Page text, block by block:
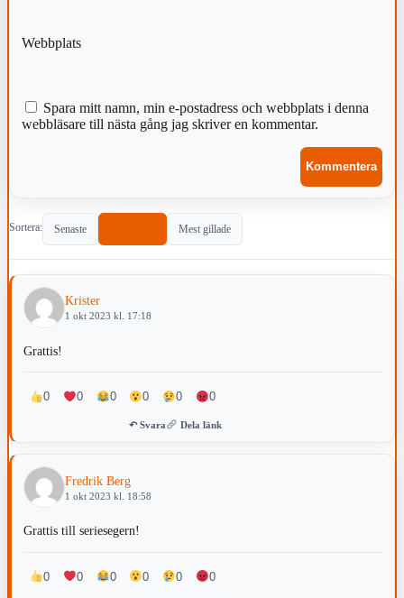
Webbplats
Spara mitt namn, min e-postadress och webbplats i denna
webbläsare till nästa gång jag skriver en kommentar.
Sortera: Senaste Mest gillade
Krister
1 okt 2023 kl. 17:18
Grattis!
0 0 0 0 0 0
↶ Svara Dela länk
Fredrik Berg
1 okt 2023 kl. 18:58
Grattis till seriesegern!
0 0 0 0 0 0